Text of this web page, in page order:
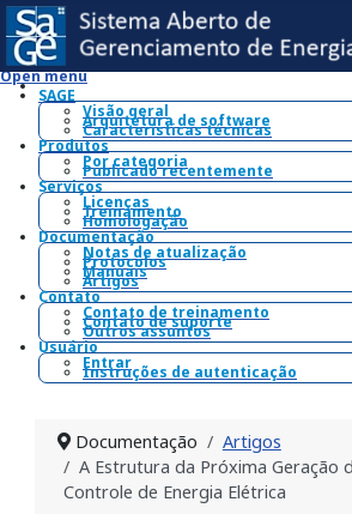
Open menu
SAGE
Visão geral
Arquitetura de software
Características técnicas
Produtos
Por categoria
Publicado recentemente
Serviços
Licenças
Treinamento
Homologação
Documentação
Notas de atualização
Protocolos
Manuais
Artigos
Contato
Contato de treinamento
Contato de suporte
Outros assuntos
Usuário
Entrar
Instruções de autenticação
Documentação
Artigos
A Estrutura da Próxima Geração
Controle de Energia Elétrica